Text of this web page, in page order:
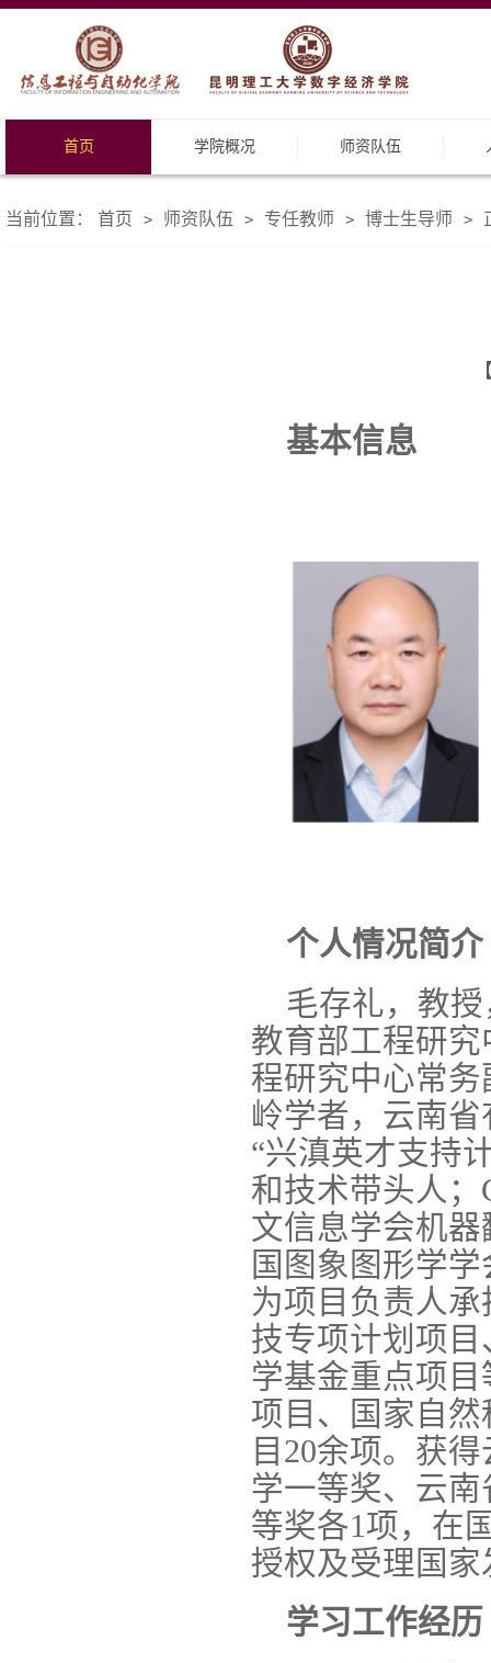
首页 学院概况 师资队伍
当前位置： 首页 > 师资队伍 > 专任教师 > 博士生导师 >
基本信息
个人情况简介
毛存礼，教
教育部工程研
程研究中心常
岭学者，云南
“兴滇英才支持
和技术带头人
文信息学会机
国图象图形学
为项目负责人
技专项计划项
学基金重点项
项目、国家自
目20余项。获
学一等奖、云
等奖各1项，在
授权及受理国
学习工作经历